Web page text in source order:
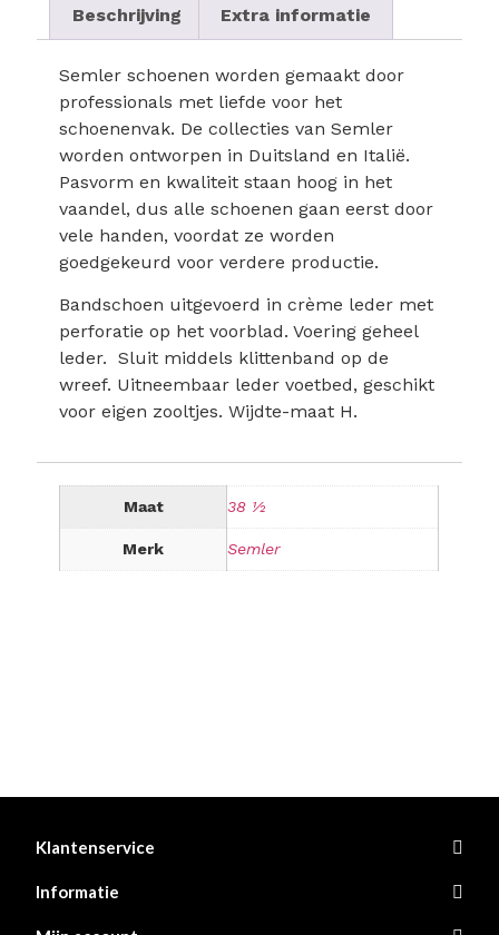
Beschrijving Extra informatie
Semler schoenen worden gemaakt door
professionals met liefde voor het
schoenenvak. De collecties van Semler
worden ontworpen in Duitsland en Italië.
Pasvorm en kwaliteit staan hoog in het
vaandel, dus alle schoenen gaan eerst door
vele handen, voordat ze worden
goedgekeurd voor verdere productie.
Bandschoen uitgevoerd in crème leder met
perforatie op het voorblad. Voering geheel
leder. Sluit middels klittenband op de
wreef. Uitneembaar leder voetbed, geschikt
voor eigen zooltjes. Wijdte-maat H.
Maat 38 ½
Merk Semler
Klantenservice
Informatie